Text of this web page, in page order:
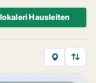
Hausleiten